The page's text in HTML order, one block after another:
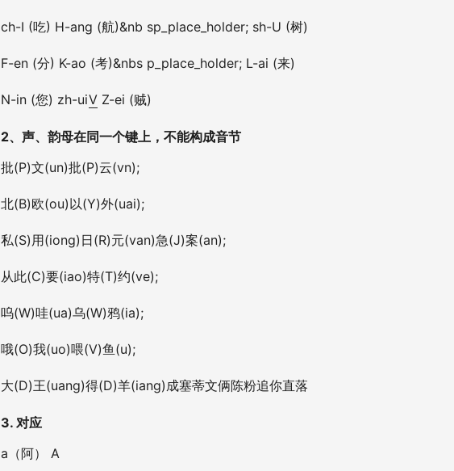
ch-I (吃) H-ang (航)&nb sp_place_holder; sh-U (树)
F-en (分) K-ao (考)&nbs p_place_holder; L-ai (来)
N-in (您) zh-uiV Z-ei (贼)
2、声、韵母在同一个键上，不能构成音节
批(P)文(un)批(P)云(vn);
北(B)欧(ou)以(Y)外(uai);
私(S)用(iong)日(R)元(van)急(J)案(an);
从此(C)要(iao)特(T)约(ve);
呜(W)哇(ua)乌(W)鸦(ia);
哦(O)我(uo)喂(V)鱼(u);
大(D)王(uang)得(D)羊(iang)成塞蒂文俩陈粉追你直落
3. 对应
a（阿） A